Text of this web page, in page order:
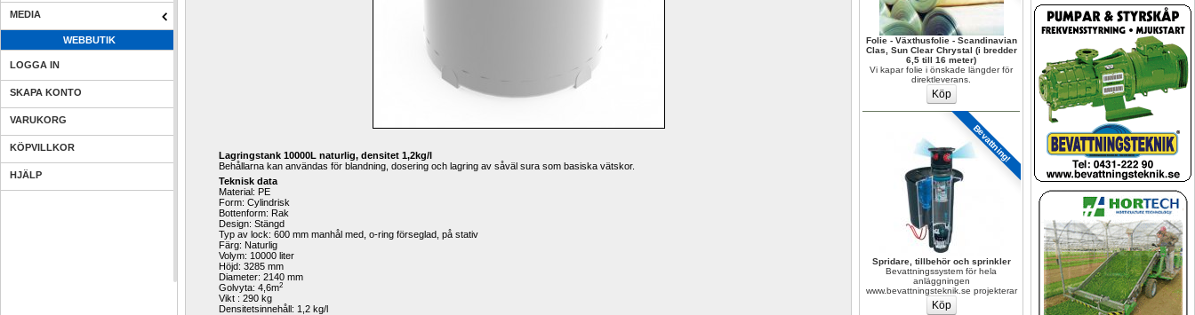
MEDIA
WEBBUTIK
LOGGA IN
SKAPA KONTO
VARUKORG
KÖPVILLKOR
HJÄLP
Folie - Växthusfolie - Scandinavian
Clas, Sun Clear Chrystal (i bredder
6,5 till 16 meter)
Vi kapar folie i önskade längder för
direktleverans.
Bevattning!
Spridare, tillbehör och sprinkler
Bevattningssystem för hela
anläggningen
www.bevattningsteknik.se projekterar
Lagringstank 10000L naturlig, densitet 1,2kg/l
Behållarna kan användas för blandning, dosering och lagring av såväl sura som basiska vätskor.
Teknisk data
Material: PE
Form: Cylindrisk
Bottenform: Rak
Design: Stängd
Typ av lock: 600 mm manhål med, o-ring förseglad, på stativ
Färg: Naturlig
Volym: 10000 liter
Höjd: 3285 mm
Diameter: 2140 mm
Golvyta: 4,6m2
Vikt : 290 kg
Densitetsinnehåll: 1,2 kg/l